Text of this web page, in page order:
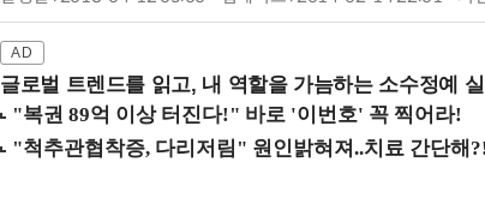
글로벌 트렌드를 읽고, 내 역할을 가늠하는 소수정예